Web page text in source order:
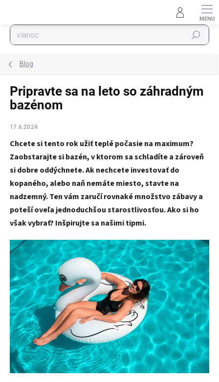
Hľadať
Blog
Pripravte sa na leto so záhradným
bazénom
17.6.2024
Chcete si tento rok užiť teplé počasie na maximum?
Zaobstarajte si bazén, v ktorom sa schladíte a zároveň
si dobre oddýchnete. Ak nechcete investovať do
kopaného, alebo naň nemáte miesto, stavte na
nadzemný. Ten vám zaručí rovnaké množstvo zábavy a
poteší oveľa jednoduchšou starostlivosťou. Ako si ho
však vybrať? Inšpirujte sa našimi tipmi.